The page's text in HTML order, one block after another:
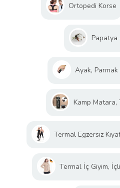
Ortopedi Korse
Papatya
Ayak,
Kamp Matara,
Termal Egzersiz
Termal İç Giyim,